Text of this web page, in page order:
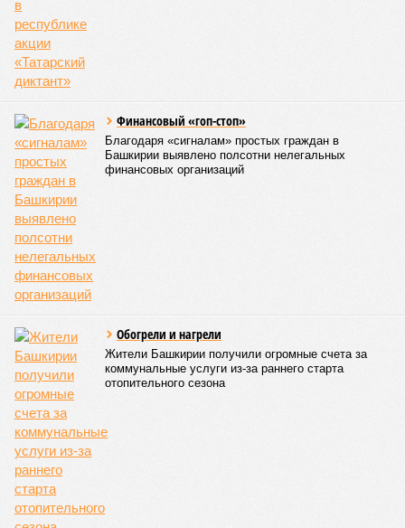
Финансовый «гоп-стоп»
Благодаря «сигналам» простых граждан в
Башкирии выявлено полсотни нелегальных
финансовых организаций
Обогрели и нагрели
Жители Башкирии получили огромные счета за
коммунальные услуги из-за раннего старта
отопительного сезона